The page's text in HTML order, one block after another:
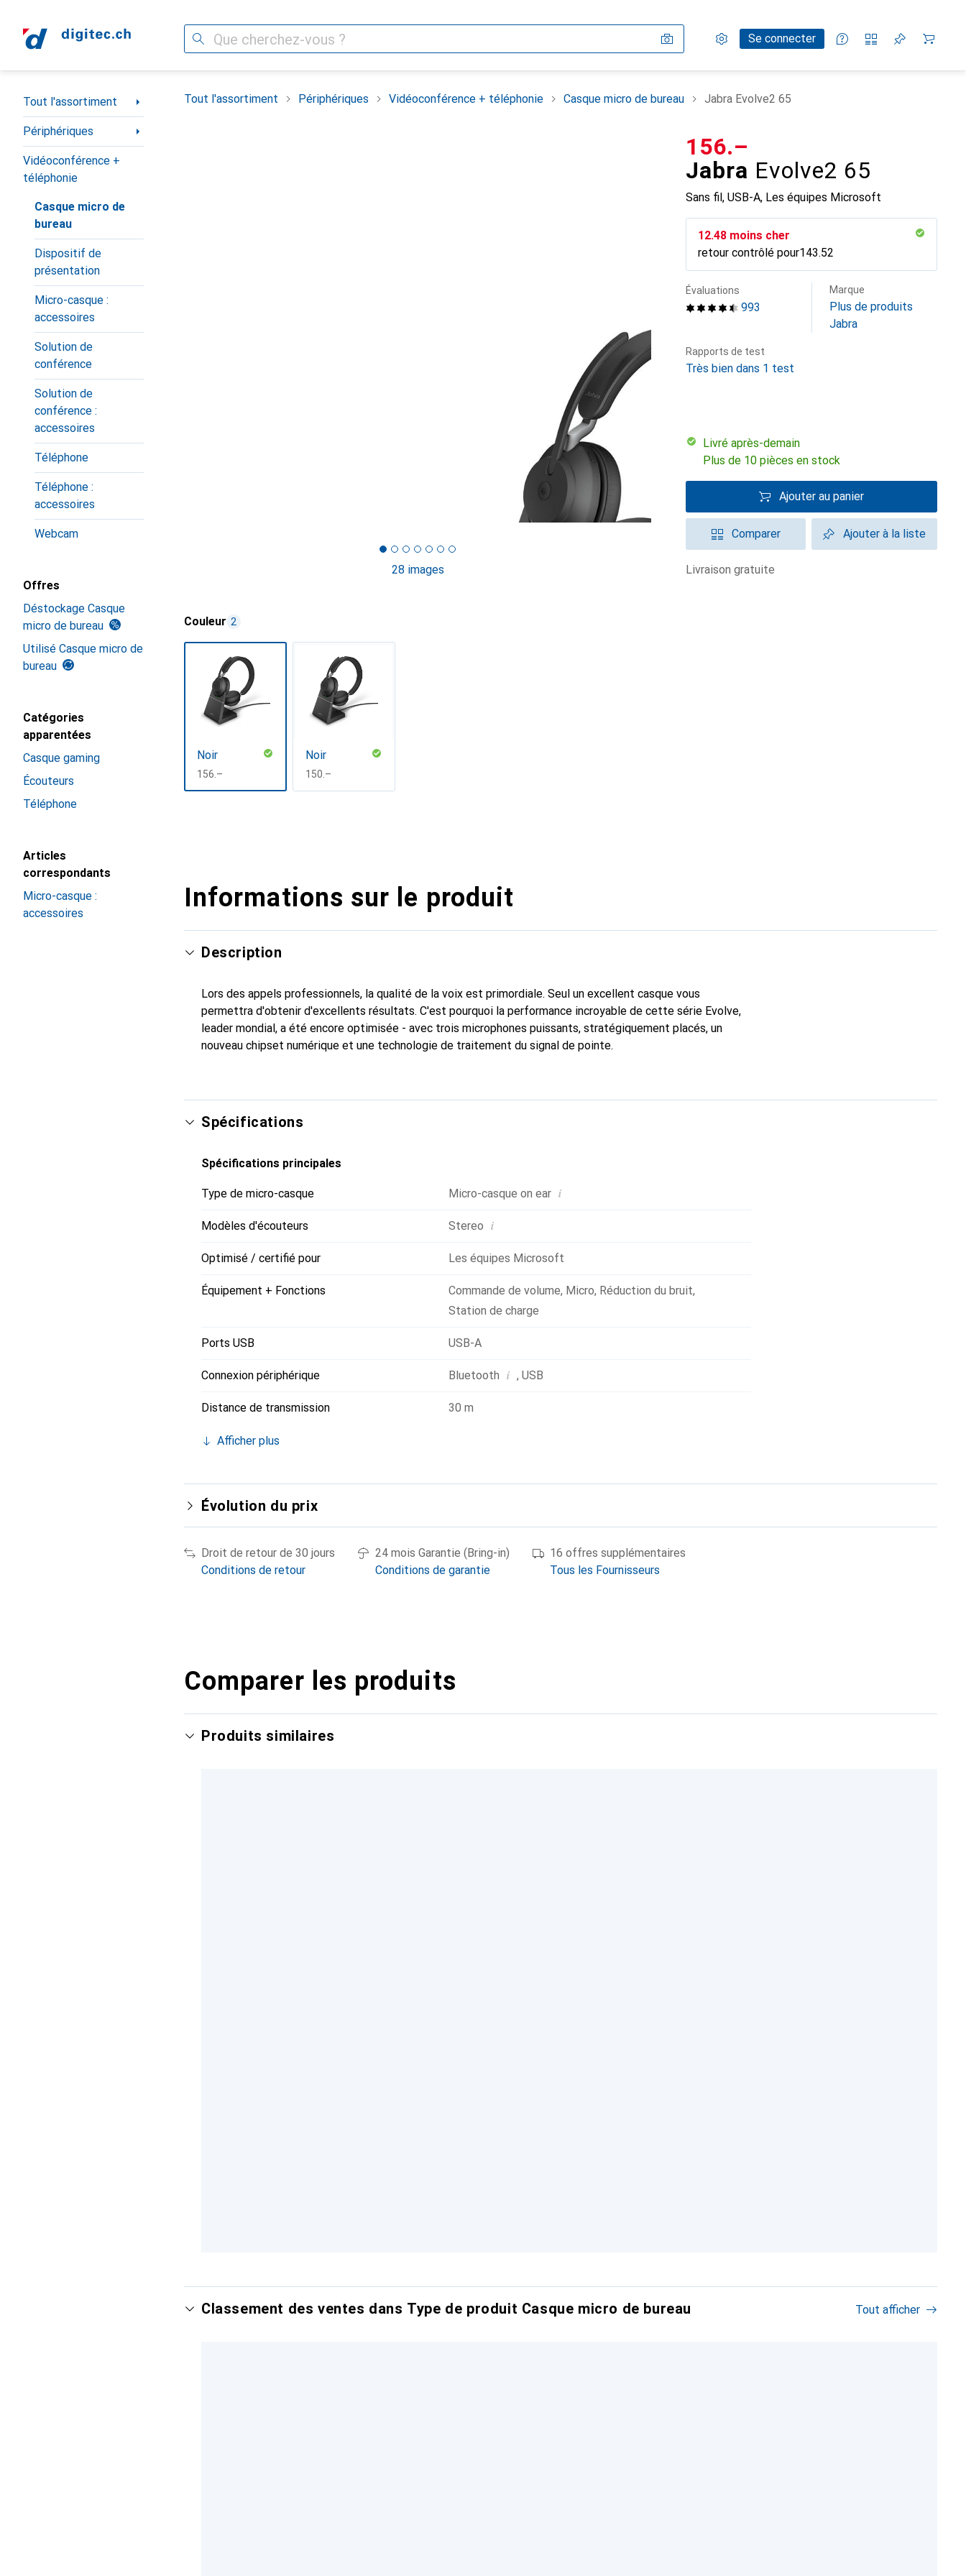
Recherche Paramètres
Compte clientSe connecter
Listes de comparaison
Listes d'envies
Panier
Navigation par catégorie
Tout l'assortiment
Périphériques
Vidéoconférence +
téléphonie
Casque micro de
bureau
Dispositif de
présentation
Micro-casque :
accessoires
Solution de
conférence
Solution de
conférence :
accessoires
Téléphone
Téléphone :
accessoires
Webcam
Offres
Déstockage Casque
micro de bureau
Utilisé Casque micro de
bureau
Catégories
apparentées
Casque gaming
Écouteurs
Téléphone
Articles
correspondants
Micro-casque :
accessoires
Tout l'assortiment Périphériques Vidéoconférence + téléphonie Casque micro de bureau Jabra Evolve2 65
28 images
Jabra Evolve2 65
Sans fil, USB-A, Les équipes Microsoft
CHF
156.–
CHF
12.48 moins cher
retour contrôlé pourCHF
143.52
993
Évaluations Marque
Plus de produits
Jabra
Rapports de test
Très bien dans 1 test
Livré après-demain
Plus de 10 pièces en stock
Ajouter au panier
Comparer Ajouter à la liste
livraison gratuite
Couleur 2
Noir
CHF
156.–
Noir
CHF
150.–
Informations sur le produit
Description
Lors des appels professionnels, la qualité de la voix est primordiale. Seul un excellent casque vous
permettra d'obtenir d'excellents résultats. C'est pourquoi la performance incroyable de cette série Evolve,
leader mondial, a été encore optimisée - avec trois microphones puissants, stratégiquement placés, un
nouveau chipset numérique et une technologie de traitement du signal de pointe.
Spécifications
Spécifications principales
Type de micro-casque Micro-casque on ear i
Modèles d'écouteurs Stereo i
Optimisé / certifié pour Les équipes Microsoft
Équipement + Fonctions Commande de volume, Micro, Réduction du bruit,
Station de charge
Ports USB USB-A
Connexion périphérique Bluetooth i , USB
Distance de transmission 30 m
Afficher plus
Évolution du prix
Droit de retour de 30 jours
Conditions de retour
24 mois Garantie (Bring-in)
Conditions de garantie
16 offres supplémentaires
Tous les Fournisseurs
Comparer les produits
Produits similaires
Classement des ventes dans Type de produit Casque micro de bureau Tout afficher